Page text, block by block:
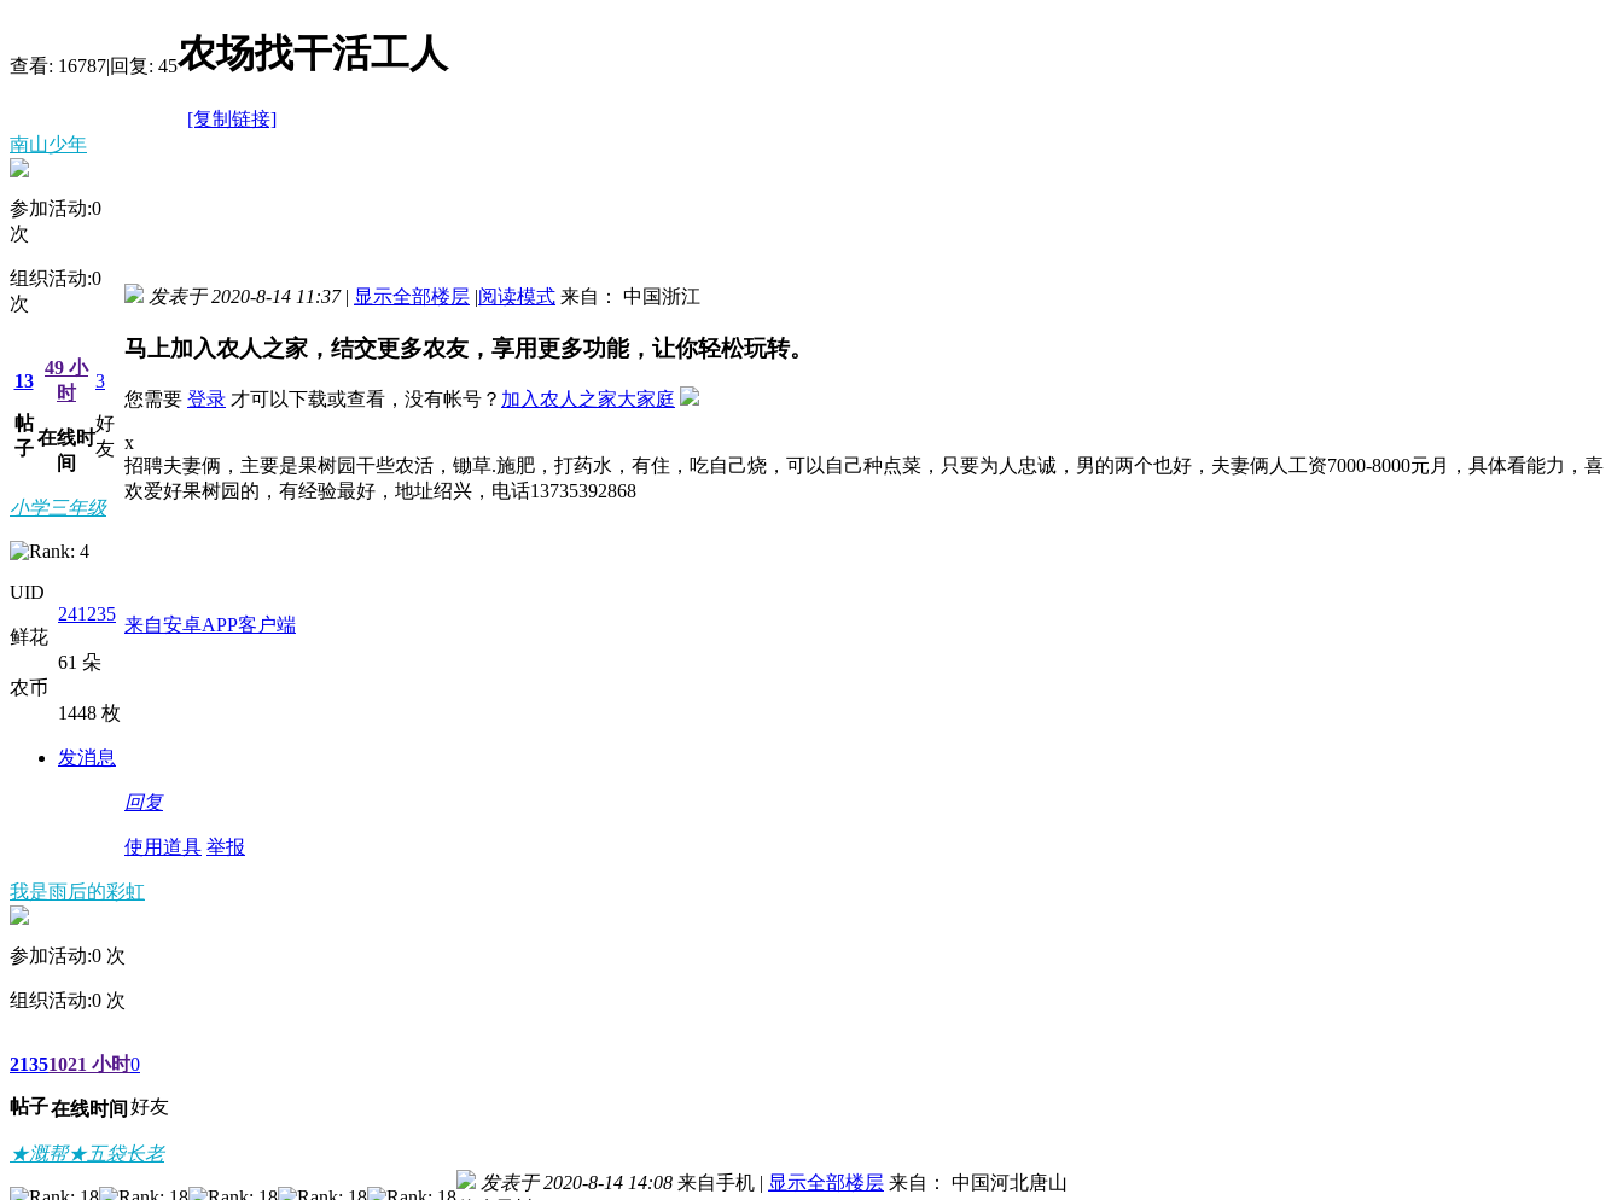
查看: 16787|回复: 45农场找干活工人
[复制链接]
南山少年
参加活动:0
次
组织活动:0
次
13
帖
子
49 小
时
在线时
间
3
好
友
小学三年级
UID
241235
鲜花
61 朵
农币
1448 枚
发消息
发表于 2020-8-14 11:37 | 显示全部楼层 |阅读模式 来自： 中国浙江
马上加入农人之家，结交更多农友，享用更多功能，让你轻松玩转。
您需要 登录 才可以下载或查看，没有帐号？ 加入农人之家大家庭
x
招聘夫妻俩，主要是果树园干些农活，锄草.施肥，打药水，有住，吃自己烧，可以自己种点菜，只要为人忠诚，男的两个也好，夫妻俩人工资7000-8000元月，具体看能力，喜
欢爱好果树园的，有经验最好，地址绍兴，电话13735392868
来自安卓APP客户端
回复
使用道具 举报
我是雨后的彩虹
参加活动:0 次
组织活动:0 次
2135
帖子
1021 小时
在线时间
0
好友
★溉帮★五袋长老
发表于 2020-8-14 14:08 来自手机 | 显示全部楼层 来自： 中国河北唐山